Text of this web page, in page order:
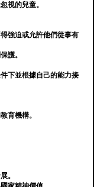
視的兒童。
強迫或允許他們從事有
護。
下並根據自己的能力接
育機構。
。